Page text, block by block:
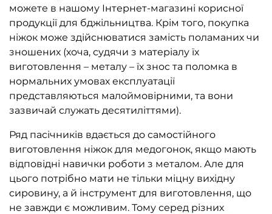
можете в нашому Інтернет-магазині корисної
продукції для бджільництва. Крім того, покупка
ніжок може здійснюватися замість поламаних чи
зношених (хоча, судячи з матеріалу їх
виготовлення – металу – їх знос та поломка в
нормальних умовах експлуатації
представляються малоймовірними, та вони
зазвичай служать десятиліттями).
Ряд пасічників вдається до самостійного
виготовлення ніжок для медогонок, якщо мають
відповідні навички роботи з металом. Але для
цього потрібно мати не тільки міцну вихідну
сировину, а й інструмент для виготовлення, що
не завжди є можливим. Тому серед різних